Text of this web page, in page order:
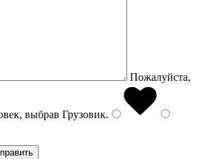
Пожалуйста,
выбрав Грузовик.